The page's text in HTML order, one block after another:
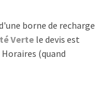
borne de recharge
Vertele devis est
Horaires (quand